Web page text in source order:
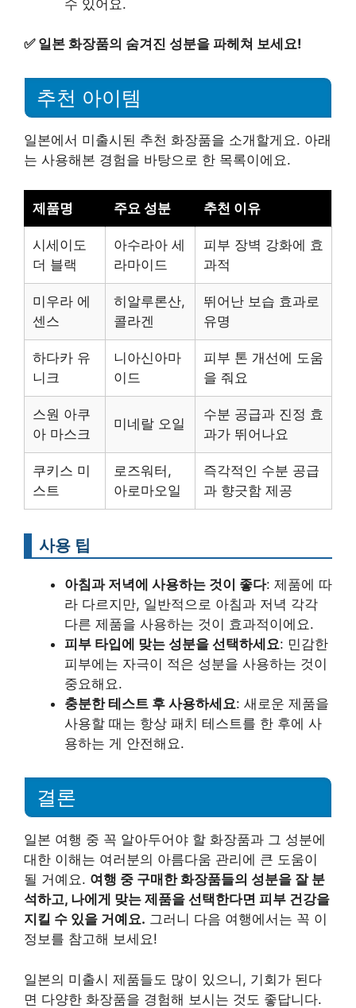
수 있어요.
✅ 일본 화장품의 숨겨진 성분을 파헤쳐 보세요!
추천 아이템
일본에서 미출시된 추천 화장품을 소개할게요. 아래
는 사용해본 경험을 바탕으로 한 목록이에요.
제품명 주요 성분 추천 이유
시세이도
더 블랙
아수라아 세
라마이드
피부 장벽 강화에 효
과적
미우라 에
센스
히알루론산,
콜라겐
뛰어난 보습 효과로
유명
하다카 유
니크
니아신아마
이드
피부 톤 개선에 도움
을 줘요
스원 아쿠
아 마스크
미네랄 오일
수분 공급과 진정 효
과가 뛰어나요
쿠키스 미
스트
로즈워터,
아로마오일
즉각적인 수분 공급
과 향긋함 제공
사용 팁
아침과 저녁에 사용하는 것이 좋다: 제품에 따
라 다르지만, 일반적으로 아침과 저녁 각각
다른 제품을 사용하는 것이 효과적이에요.
피부 타입에 맞는 성분을 선택하세요: 민감한
피부에는 자극이 적은 성분을 사용하는 것이
중요해요.
충분한 테스트 후 사용하세요: 새로운 제품을
사용할 때는 항상 패치 테스트를 한 후에 사
용하는 게 안전해요.
결론
일본 여행 중 꼭 알아두어야 할 화장품과 그 성분에
대한 이해는 여러분의 아름다움 관리에 큰 도움이
될 거예요. 여행 중 구매한 화장품들의 성분을 잘 분
석하고, 나에게 맞는 제품을 선택한다면 피부 건강을
지킬 수 있을 거예요. 그러니 다음 여행에서는 꼭 이
정보를 참고해 보세요!
일본의 미출시 제품들도 많이 있으니, 기회가 된다
면 다양한 화장품을 경험해 보시는 것도 좋답니다.